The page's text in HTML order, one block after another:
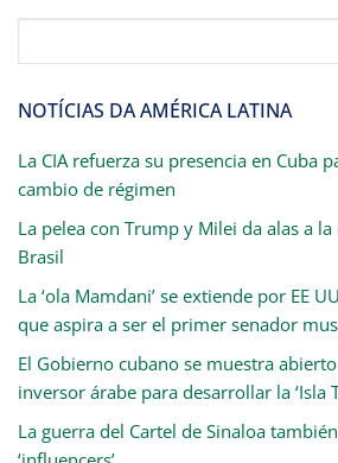
NOTÍCIAS DA AMÉRICA LATINA
La CIA refuerza su presencia en Cuba
cambio de régimen
La pelea con Trump y Milei da alas a
Brasil
La ‘ola Mamdani’ se extiende por EE
que aspira a ser el primer senador
El Gobierno cubano se muestra
inversor árabe para desarrollar la ‘Isla
La guerra del Cartel de Sinaloa